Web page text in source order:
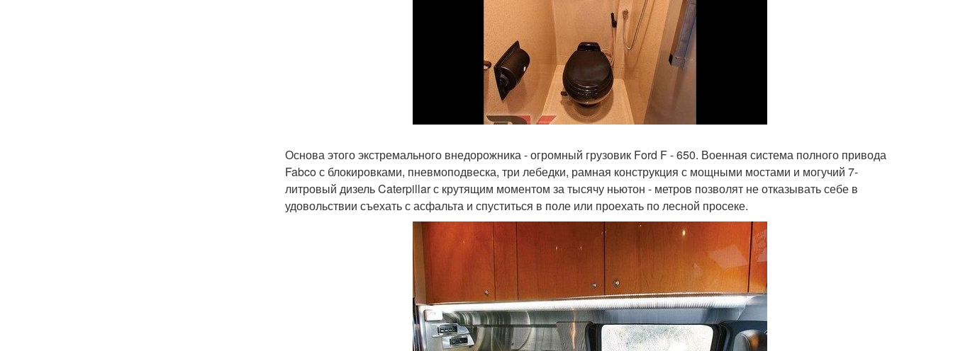
Основа этого экстремального внедорожника - огромный грузовик Ford F - 650. Военная система полного привода
Fabco с блокировками, пневмоподвеска, три лебедки, рамная конструкция с мощными мостами и могучий 7-
литровый дизель Caterpillar с крутящим моментом за тысячу ньютон - метров позволят не отказывать себе в
удовольствии съехать с асфальта и спуститься в поле или проехать по лесной просеке.